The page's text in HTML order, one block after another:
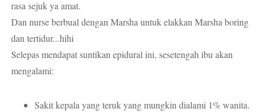
rasa sejuk ya amat.
Dan nurse berbual dengan Marsha untuk elakkan Marsha boring
dan tertidur...hihi
Selepas mendapat suntikan epidural ini, sesetengah ibu akan
mengalami:
Sakit kepala yang teruk yang mungkin dialami 1% wanita.